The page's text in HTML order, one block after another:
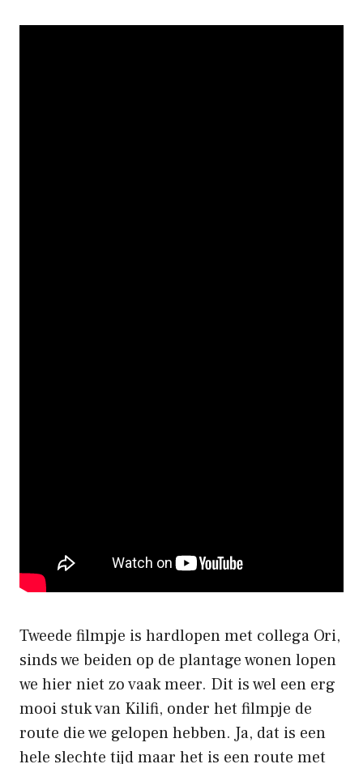
Tweede filmpje is hardlopen met collega Ori,
sinds we beiden op de plantage wonen lopen
we hier niet zo vaak meer. Dit is wel een erg
mooi stuk van Kilifi, onder het filmpje de
route die we gelopen hebben. Ja, dat is een
hele slechte tijd maar het is een route met